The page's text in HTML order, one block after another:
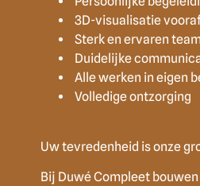
3D-visualisatie
Sterk en ervaren
Duidelijke
Alle werken in eigen
Volledige ontzorging
Uw tevredenheid is onze
Bij Duwé Compleet